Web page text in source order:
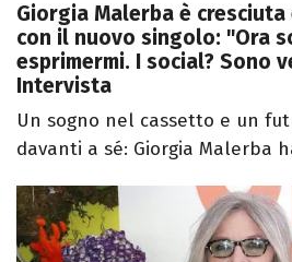
Giorgia Malerba è cresciuta
con il nuovo singolo: "Ora
esprimermi. I social? Sono
Intervista
Un sogno nel cassetto e un
davanti a sé: Giorgia Malerba